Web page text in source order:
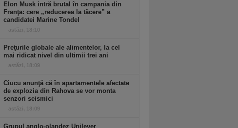
Elon Musk intră brutal în campania din
Franţa: cere „reducerea la tăcere” a
candidatei Marine Tondel
astăzi, 18:10
Preţurile globale ale alimentelor, la cel
mai ridicat nivel din ultimii trei ani
astăzi, 18:09
Ciucu anunţă că în apartamentele afectate
de explozia din Rahova se vor monta
senzori seismici
astăzi, 18:09
Grupul anglo-olandez Unilever